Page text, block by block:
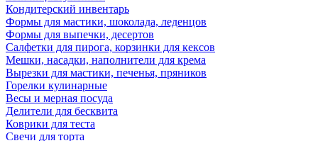
Кондитерский инвентарь
Формы для мастики, шоколада, леденцов
Формы для выпечки, десертов
Салфетки для пирога, корзинки для кексов
Мешки, насадки, наполнители для крема
Вырезки для мастики, печенья, пряников
Горелки кулинарные
Весы и мерная посуда
Делители для бесквита
Коврики для теста
Свечи для торта